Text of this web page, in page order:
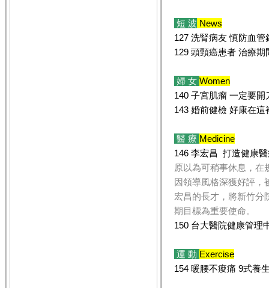
短 波 News
127 洗腎病友 慎防血管
129 頭頸癌患者 治療期
婦 女 Women
140 子宮肌瘤 一定要開
143 婚前健檢 好康在這
醫 療 Medicine
146 李宏昌 打造健康
原以為可稍事休息，在
因領導風格深獲好評，
宏昌的長才，將新竹分
期目標為重要使命。
150 台大醫院健康管理
運 動 Exercise
154 暖腰不痠痛 9式養